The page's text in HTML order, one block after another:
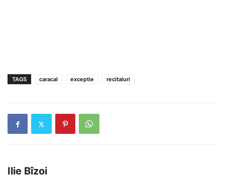
TAGS caracal exceptie recitaluri
Ilie Bîzoi